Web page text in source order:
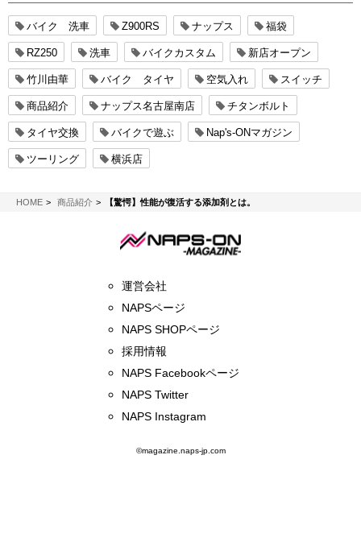
バイク 洗車 Z900RS ナップス 福袋
RZ250 洗車 バイクカスタム 新店オープン
竹川由華 バイク タイヤ 空気入れ スイッチ
商品紹介 ナップス名古屋南店 チタンボルト
タイヤ交換 バイクで遊ぶ Nap's-ONマガジン
ツーリング 横浜店
HOMENAPS-ON マガジン
商品紹介 【驚愕】性能が復活する添加剤とは。
運営会社
NAPSページ
NAPS SHOPページ
採用情報
NAPS Facebookページ
NAPS Twitter
NAPS Instagram
©magazine.naps-jp.com